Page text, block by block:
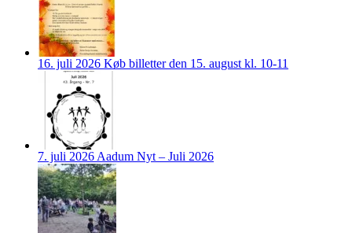
16. juli 2026 Køb billetter den 15. august kl. 10-11
7. juli 2026 Aadum Nyt – Juli 2026